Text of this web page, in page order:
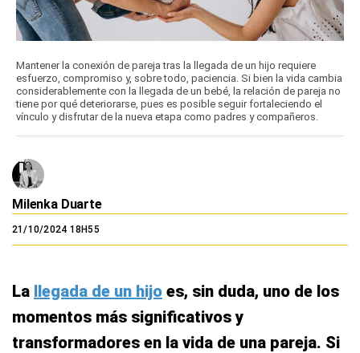
Mantener la conexión de pareja tras la llegada de un hijo requiere
esfuerzo, compromiso y, sobre todo, paciencia. Si bien la vida cambia
considerablemente con la llegada de un bebé, la relación de pareja no
tiene por qué deteriorarse, pues es posible seguir fortaleciendo el
vínculo y disfrutar de la nueva etapa como padres y compañeros.
Milenka Duarte
21/10/2024 18H55
La llegada de un hijo es, sin duda, uno de los
momentos más significativos y
transformadores en la vida de una pareja. Si